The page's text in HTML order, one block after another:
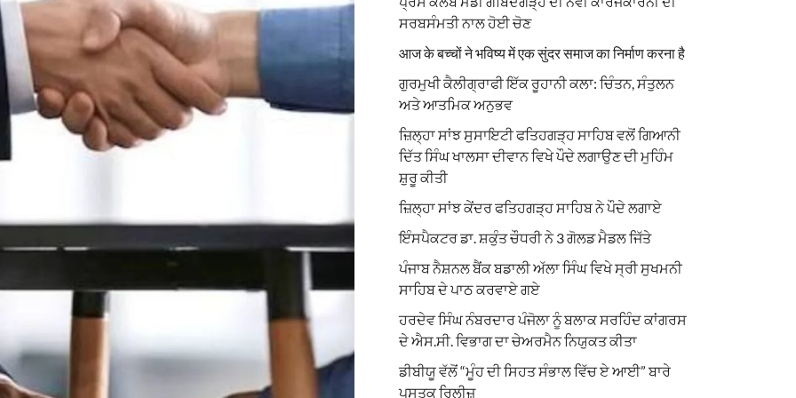
ਸਰਬਸੰਮਤੀ ਨਾਲ ਹੋਈ ਚੋਣ
आज के बच्चों ने भविष्य में एक सुंदर समाज का निर्माण करना है
ਗੁਰਮੁਖੀ ਕੈਲੀਗ੍ਰਾਫੀ ਇੱਕ ਰੂਹਾਨੀ ਕਲਾ: ਚਿੰਤਨ, ਸੰਤੁਲਨ
ਅਤੇ ਆਤਮਿਕ ਅਨੁਭਵ
ਜ਼ਿਲ੍ਹਾ ਸਾਂਝ ਸੁਸਾਇਟੀ ਫਤਿਹਗੜ੍ਹ ਸਾਹਿਬ ਵਲੋਂ ਗਿਆਨੀ
ਦਿੱਤ ਸਿੰਘ ਖਾਲਸਾ ਦੀਵਾਨ ਵਿਖੇ ਪੌਦੇ ਲਗਾਉਣ ਦੀ ਮੁਹਿੰਮ
ਸ਼ੁਰੂ ਕੀਤੀ
ਜ਼ਿਲ੍ਹਾ ਸਾਂਝ ਕੇਂਦਰ ਫਤਿਹਗੜ੍ਹ ਸਾਹਿਬ ਨੇ ਪੌਦੇ ਲਗਾਏ
ਇੰਸਪੈਕਟਰ ਡਾ. ਸ਼ਕੁੰਤ ਚੌਧਰੀ ਨੇ 3 ਗੋਲਡ ਮੈਡਲ ਜਿੱਤੇ
ਪੰਜਾਬ ਨੈਸ਼ਨਲ ਬੈਂਕ ਬਡਾਲੀ ਅੱਲਾ ਸਿੰਘ ਵਿਖੇ ਸ੍ਰੀ ਸੁਖਮਨੀ
ਸਾਹਿਬ ਦੇ ਪਾਠ ਕਰਵਾਏ ਗਏ
ਹਰਦੇਵ ਸਿੰਘ ਨੰਬਰਦਾਰ ਪੰਜੋਲਾ ਨੂੰ ਬਲਾਕ ਸਰਹਿੰਦ ਕਾਂਗਰਸ
ਦੇ ਐਸ.ਸੀ. ਵਿਭਾਗ ਦਾ ਚੇਅਰਮੈਨ ਨਿਯੁਕਤ ਕੀਤਾ
ਡੀਬੀਯੂ ਵੱਲੋਂ “ਮੂੰਹ ਦੀ ਸਿਹਤ ਸੰਭਾਲ ਵਿੱਚ ਏ ਆਈ” ਬਾਰੇ
ਪੁਸਤਕ ਰਿਲੀਜ਼